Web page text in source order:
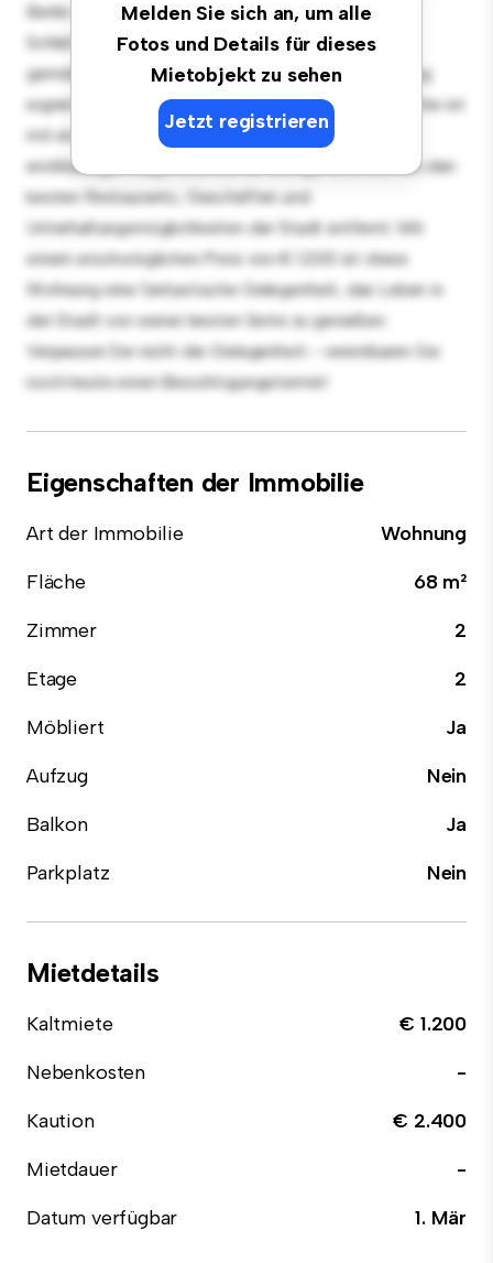
Melden Sie sich an, um alle
Fotos und Details für dieses
Mietobjekt zu sehen
Jetzt registrieren
Berlin–Tempelhof-Schöneberg! Diese moderne 2
Schlafzimmer-Wohnung bietet einen stilvollen und
gemütlichen Lebensraum. Die offene Raumaufteilung
eignet sich perfekt für Gäste, und die elegante Küche ist
mit erstklassigen Geräten ausgestattet. Dank der
erstklassigen Lage sind Sie nur wenige Schritte von den
besten Restaurants, Geschäften und
Unterhaltungsmöglichkeiten der Stadt entfernt. Mit
einem erschwinglichen Preis von € 1.200 ist diese
Wohnung eine fantastische Gelegenheit, das Leben in
der Stadt von seiner besten Seite zu genießen.
Verpassen Sie nicht die Gelegenheit - vereinbaren Sie
noch heute einen Besichtigungstermin!
Eigenschaften der Immobilie
Art der Immobilie
Wohnung
Fläche
68 m²
Zimmer
2
Etage
2
Möbliert
Ja
Aufzug
Nein
Balkon
Ja
Parkplatz
Nein
Mietdetails
Kaltmiete
€ 1.200
Nebenkosten
-
Kaution
€ 2.400
Mietdauer
-
Datum verfügbar
1. Mär